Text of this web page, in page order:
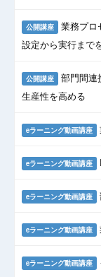
公開講座 業務プロ
設定から実行まで
公開講座 部門間連
生産性を高める
eラーニング動画講座
eラーニング動画講座
eラーニング動画講座
eラーニング動画講座
eラーニング動画講座